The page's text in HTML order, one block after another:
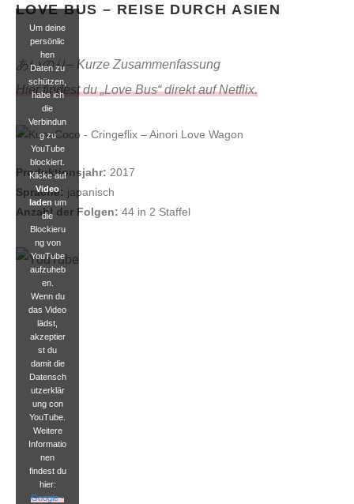
LOVE BUS – REISE DURCH ASIEN
あいのり– Kurze Zusammenfassung
Hier findest du „Love Bus“ direkt auf Netflix.
Produktionsjahr: 2017
Sprache: japanisch
Anzahl der Folgen: 44 in 2 Staffel
Um deine
persönlic
hen
Daten zu
schützen,
habe ich
die
Verbindun
g zu
YouTube
blockiert.
Klicke auf
Video
laden um
die
Blockieru
ng von
YouTube
aufzuheb
en.
Wenn du
das Video
lädst,
akzeptier
st du
damit die
Datensch
utzerklär
ung con
YouTube.
Weitere
Informatio
nen
findest du
hier:
Google -